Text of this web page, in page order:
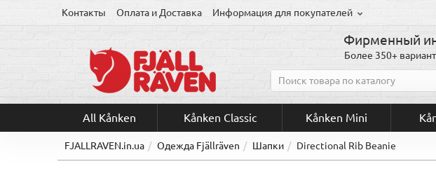
Контакты Оплата и Доставка Информация для покупателей
Фирменный
Более 350+
All Kånken Kånken Classic Kånken Mini
FJALLRAVEN.in.ua Одежда Fjällräven Шапки Directional Rib Beanie